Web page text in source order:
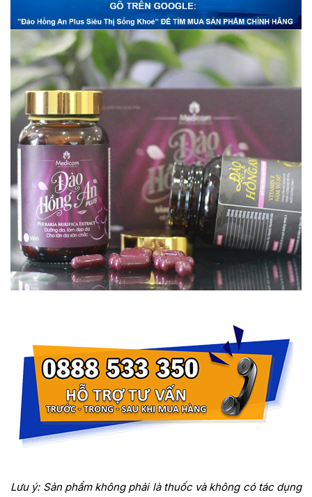
Lưu ý: Sản phẩm không phải là thuốc và không có tác dụng